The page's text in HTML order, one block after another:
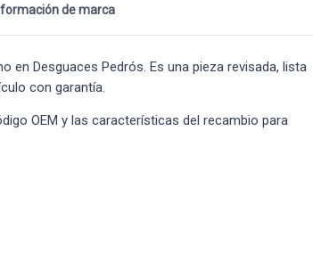
de marca
en Desguaces Pedrós. Es una pieza revisada, lista
con garantía.
OEM y las características del recambio para